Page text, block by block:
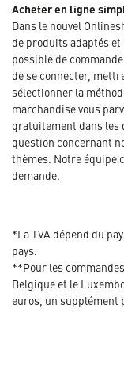
Acheter en ligne
Dans le nouvel
de produits adaptés
possible de
de se connecter,
sélectionner la
marchandise vous
gratuitement dans les
question concernant
thèmes. Notre équipe
demande.
*La TVA dépend du
pays.
**Pour les
Belgique et le
euros, un supplément